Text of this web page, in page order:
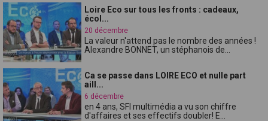
Loire Eco sur tous les fronts : cadeaux,
écol...
20 décembre
La valeur n'attend pas le nombre des années !
Alexandre BONNET, un stéphanois de...
Ca se passe dans LOIRE ECO et nulle part
aill...
6 décembre
en 4 ans, SFI multimédia a vu son chiffre
d'affaires et ses effectifs doubler! E...